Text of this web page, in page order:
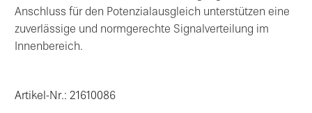
Anschluss für den Potenzialausgleich unterstützen eine
zuverlässige und normgerechte Signalverteilung im
Innenbereich.
Artikel-Nr.: 21610086